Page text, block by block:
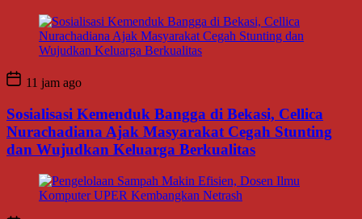
11 jam ago
Sosialisasi Kemenduk Bangga di Bekasi, Cellica
Nurachadiana Ajak Masyarakat Cegah Stunting
dan Wujudkan Keluarga Berkualitas